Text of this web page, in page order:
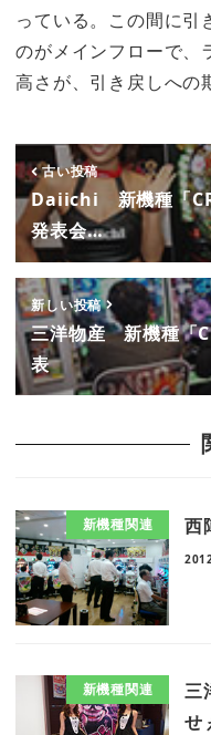
っている。この間に引
のがメインフローで、
高さが、引き戻しへの
古い投稿
Daiichi 新機種「CR
発表会…
新しい投稿
三洋物産 新機種「
表
新機種関連 西
新機種関連
三
せ